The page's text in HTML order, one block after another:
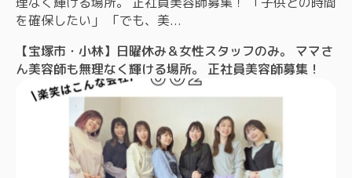
を確保したい」 「でも、美...
【宝塚市・小林】日曜休み＆女性スタッフのみ。 ママさ
ん美容師も無理なく輝ける場所。 正社員美容師募集！